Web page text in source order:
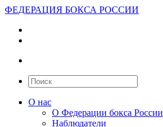
ФЕДЕРАЦИЯ БОКСА РОССИИ
О нас
О Федерации бокса России
Наблюдатели